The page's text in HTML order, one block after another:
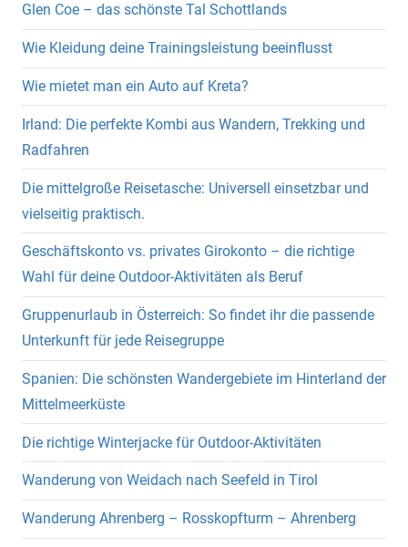
Glen Coe – das schönste Tal Schottlands
Wie Kleidung deine Trainingsleistung beeinflusst
Wie mietet man ein Auto auf Kreta?
Irland: Die perfekte Kombi aus Wandern, Trekking und
Radfahren
Die mittelgroße Reisetasche: Universell einsetzbar und
vielseitig praktisch.
Geschäftskonto vs. privates Girokonto – die richtige
Wahl für deine Outdoor-Aktivitäten als Beruf
Gruppenurlaub in Österreich: So findet ihr die passende
Unterkunft für jede Reisegruppe
Spanien: Die schönsten Wandergebiete im Hinterland der
Mittelmeerküste
Die richtige Winterjacke für Outdoor-Aktivitäten
Wanderung von Weidach nach Seefeld in Tirol
Wanderung Ahrenberg – Rosskopfturm – Ahrenberg